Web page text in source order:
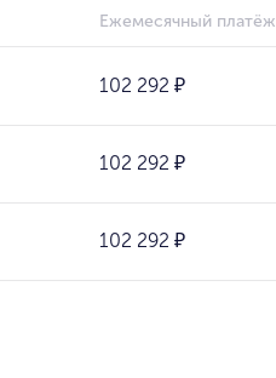
Ежемесячный платёж
102 292 ₽
102 292 ₽
102 292 ₽